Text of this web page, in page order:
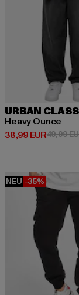
URBAN
Heavy Ounce
38,99 EUR
Derzeitiger Preis:
49,99
NEU -35%